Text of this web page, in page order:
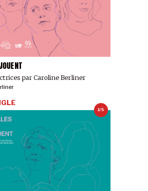
par Caroline Berliner
1/5